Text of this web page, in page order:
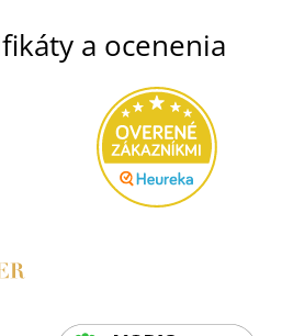
a ocenenia